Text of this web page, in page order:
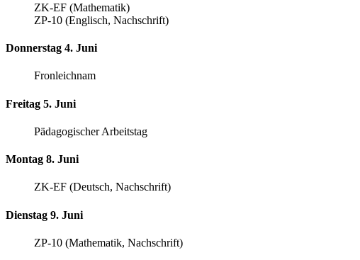
ZK-EF (Mathematik)
ZP-10 (Englisch, Nachschrift)
Donnerstag 4. Juni
Fronleichnam
Freitag 5. Juni
Pädagogischer Arbeitstag
Montag 8. Juni
ZK-EF (Deutsch, Nachschrift)
Dienstag 9. Juni
ZP-10 (Mathematik, Nachschrift)